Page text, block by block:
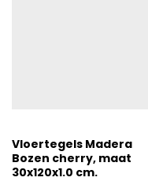
Vloertegels Madera
Bozen cherry, maat
30x120x1.0 cm.